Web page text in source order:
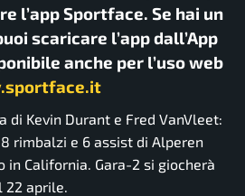
l’app Sportface. Se hai un
scaricare l’app dall’App
anche per l’uso web
di Kevin Durant e Fred VanVleet:
rimbalzi e 6 assist di Alperen
in California. Gara-2 si giocherà
22 aprile.